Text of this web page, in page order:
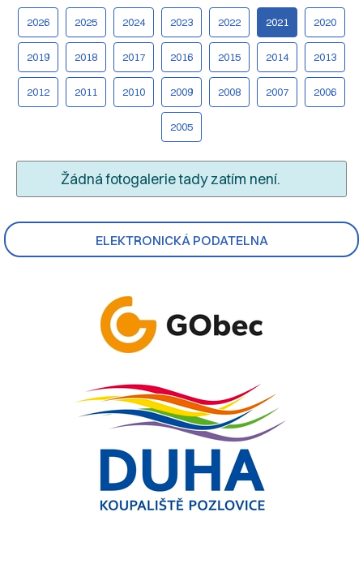
ELEKTRONICKÁ PODATELNA
2026 2025 2024 2023 2022 2021 2020
2019 2018 2017 2016 2015 2014 2013
2012 2011 2010 2009 2008 2007 2006
2005
Žádná fotogalerie tady zatím není.